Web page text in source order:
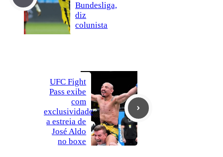
Bundesliga,
diz
colunista
UFC Fight
Pass exibe
com
exclusividade
a estreia de
José Aldo
no boxe